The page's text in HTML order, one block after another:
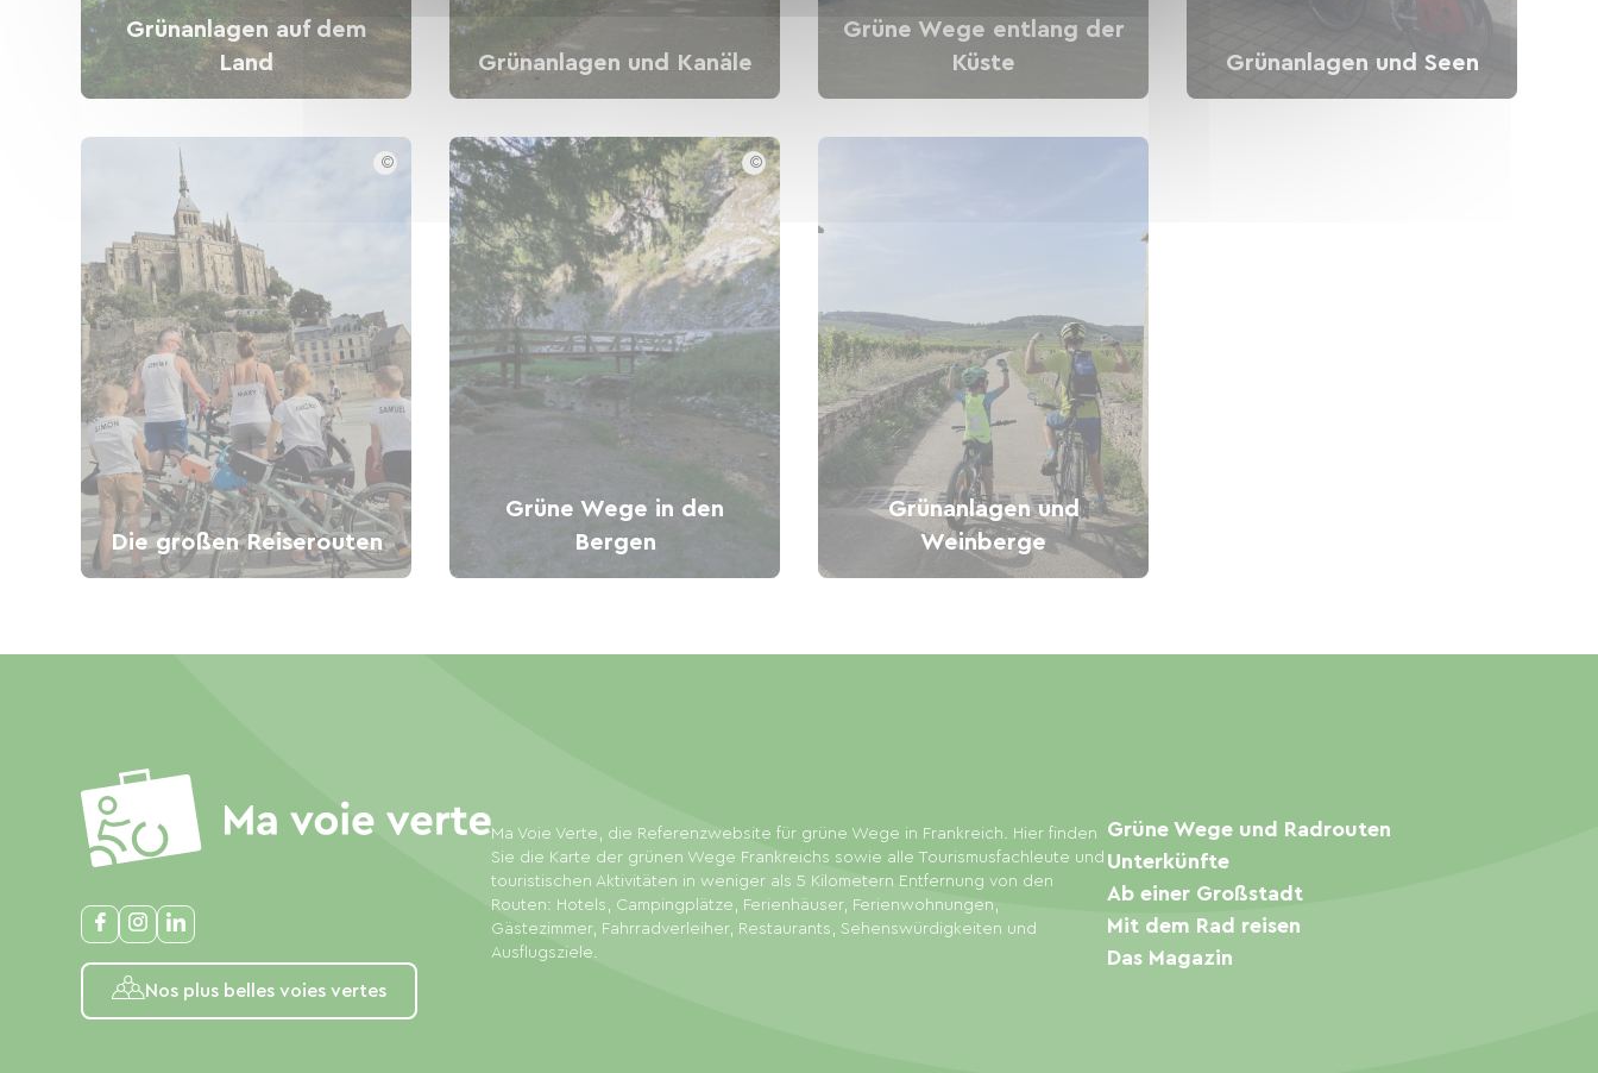
Grünanlagen auf dem
Land
Grünanlagen und Kanäle
Grüne Wege entlang der
Küste
Grünanlagen und Seen
©
Die großen Reiserouten
©
Grüne Wege in den
Bergen
Grünanlagen und
Weinberge
Nos plus belles voies vertes
Ma Voie Verte, die Referenzwebsite für grüne Wege in Frankreich. Hier finden
Sie die Karte der grünen Wege Frankreichs sowie alle Tourismusfachleute und
touristischen Aktivitäten in weniger als 5 Kilometern Entfernung von den
Routen: Hotels, Campingplätze, Ferienhäuser, Ferienwohnungen,
Gästezimmer, Fahrradverleiher, Restaurants, Sehenswürdigkeiten und
Ausflugsziele.
Grüne Wege und Radrouten
Unterkünfte
Ab einer Großstadt
Mit dem Rad reisen
Das Magazin